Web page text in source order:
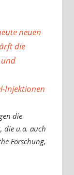
neuen
die
Injektionen
die
die u.a. auch
Forschung,